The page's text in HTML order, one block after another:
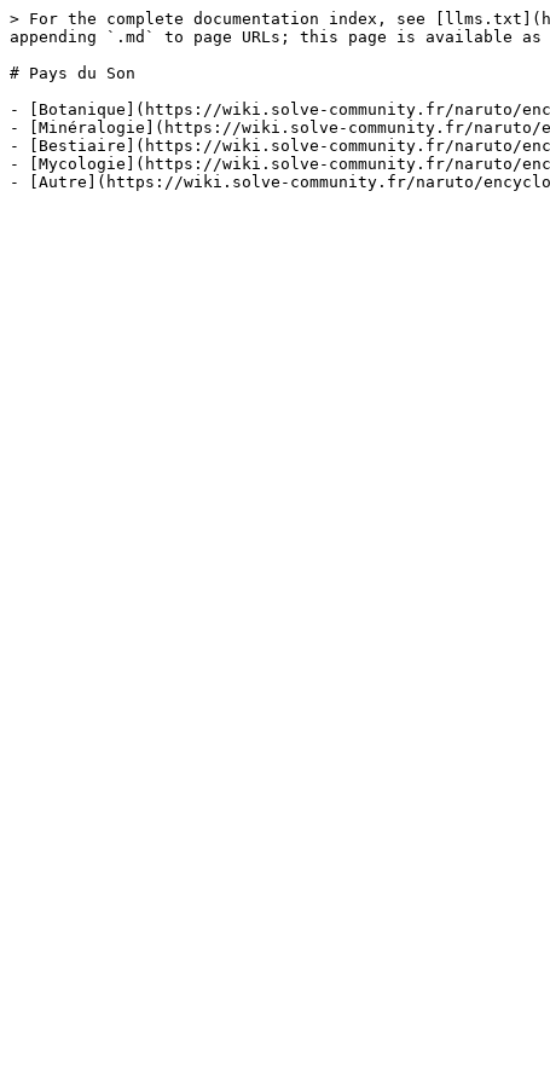
> For the complete documentation index, see
appending `.md` to page URLs; this page is available
# Pays du Son
- [Botanique](https://wiki.solve-community.fr/naruto/
- [Minéralogie](https://wiki.solve-community.fr/naruto/
- [Bestiaire](https://wiki.solve-community.fr/naruto/
- [Mycologie](https://wiki.solve-community.fr/naruto/